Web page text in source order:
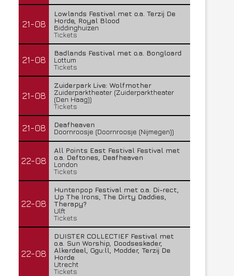
21-08
Lowlands Festival met o.a. Terzij De
Horde, Royal Blood
Biddinghuizen
Tickets
21-08
Badlands Festival met o.a. Bongloard
Lottum
Tickets
21-08
Zuiderpark Live: Wolfmother
Zuiderparktheater (Zuiderparktheater
(Den Haag))
Tickets
21-08
Deafheaven
Doornroosje (Doornroosje (Nijmegen))
22-08
All Points East Festival Festival met
o.a. Deftones, Deafheaven
London
Tickets
22-08
Huntenpop Festival met o.a. Di-rect,
Up The Irons, The Dirty Daddies,
Therapy?
Ulft
Tickets
22-08
DUISTER COLLECTIEF Festival met
o.a. Sun Worship, Doodseskader,
Alkerdeel, Ggu:ll, Modder, Terzij De
Horde
Utrecht
Tickets